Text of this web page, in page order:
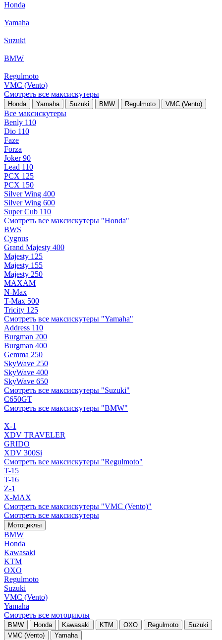
Honda
Yamaha
Suzuki
BMW
Regulmoto
VMC (Vento)
Смотреть все максискутеры
Honda Yamaha Suzuki BMW Regulmoto VMC (Vento)
Все максискутеры
Benly 110
Dio 110
Faze
Forza
Joker 90
Lead 110
PCX 125
PCX 150
Silver Wing 400
Silver Wing 600
Super Cub 110
Смотреть все максискутеры "Honda"
BWS
Cygnus
Grand Majesty 400
Majesty 125
Majesty 155
Majesty 250
MAXAM
N-Max
T-Max 500
Tricity 125
Смотреть все максискутеры "Yamaha"
Address 110
Burgman 200
Burgman 400
Gemma 250
SkyWave 250
SkyWave 400
SkyWave 650
Смотреть все максискутеры "Suzuki"
C650GT
Смотреть все максискутеры "BMW"
X-1
XDV TRAVELER
GRIDO
XDV 300Si
Смотреть все максискутеры "Regulmoto"
T-15
T-16
Z-1
X-MAX
Смотреть все максискутеры "VMC (Vento)"
Смотреть все максискутеры
Мотоциклы
BMW
Honda
Kawasaki
KTM
OXO
Regulmoto
Suzuki
VMC (Vento)
Yamaha
Смотреть все мотоциклы
BMW Honda Kawasaki KTM OXO Regulmoto
Suzuki
VMC (Vento)
Yamaha